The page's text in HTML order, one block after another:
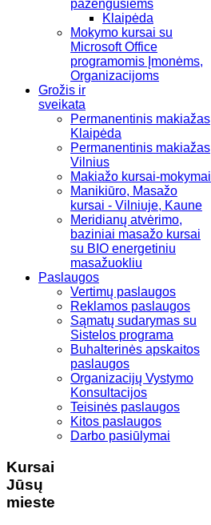
pažengusiems
Klaipėda
Mokymo kursai su
Microsoft Office
programomis Įmonėms,
Organizacijoms
Grožis ir
sveikata
Permanentinis makiažas
Klaipėda
Permanentinis makiažas
Vilnius
Makiažo kursai-mokymai
Manikiūro, Masažo
kursai - Vilniuje, Kaune
Meridianų atvėrimo,
baziniai masažo kursai
su BIO energetiniu
masažuokliu
Paslaugos
Vertimų paslaugos
Reklamos paslaugos
Sąmatų sudarymas su
Sistelos programa
Buhalterinės apskaitos
paslaugos
Organizacijų Vystymo
Konsultacijos
Teisinės paslaugos
Kitos paslaugos
Darbo pasiūlymai
Kursai
Jūsų
mieste